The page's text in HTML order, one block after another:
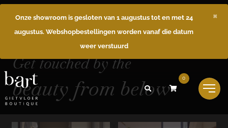
Onze showroom is gesloten van 1 augustus tot en met 24
augustus. Webshopbestellingen worden vanaf die datum
weer verstuurd
×
0
Get touched by the
beauty from below